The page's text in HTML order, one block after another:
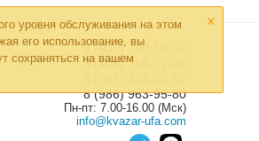
×
уровня обслуживания на этом
его использование, вы
сохраняться на вашем
8 (800) 700-19-50
8 (495) 255-77-08
8 (986) 963-95-80
Пн-пт: 7.00-16.00 (Мск)
info@kvazar-ufa.com